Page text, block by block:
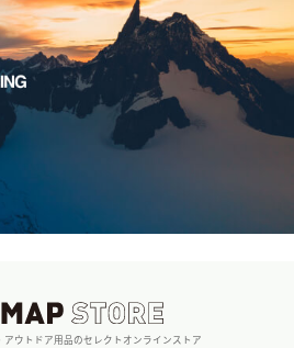
アウトドア用品のセレクトオンラインストア